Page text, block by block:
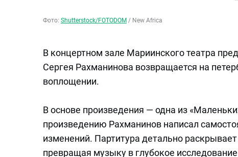
Фото: Shutterstock/FOTODOM / New Africa
В концертном зале Мариинского театра
Сергея Рахманинова возвращается на
воплощении.
В основе произведения — одна из
произведению Рахманинов написал
изменений. Партитура детально
превращая музыку в глубокое